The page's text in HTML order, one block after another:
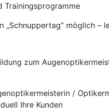
Trainingsprogramme
„Schnuppertag“ möglich –
zum
/
Ihre Kunden